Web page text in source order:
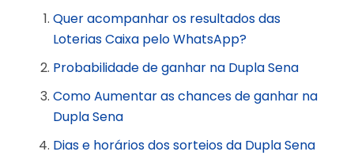
Quer acompanhar os resultados das
Loterias Caixa pelo WhatsApp?
Probabilidade de ganhar na Dupla Sena
Como Aumentar as chances de ganhar na
Dupla Sena
Dias e horários dos sorteios da Dupla Sena